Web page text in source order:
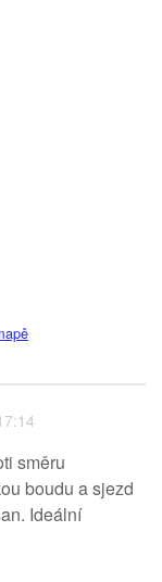
směru
boudu a sjezd
Ideální